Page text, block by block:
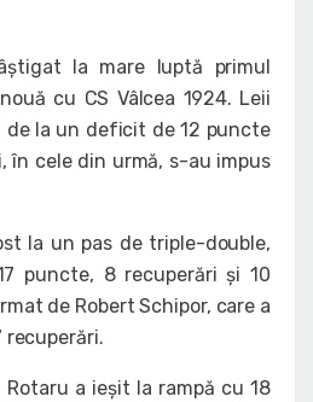
la mare luptă primul
cu CS Vâlcea 1924. Leii
la un deficit de 12 puncte
în cele din urmă, s-au impus
la un pas de triple-double,
puncte, 8 recuperări și 10
de Robert Schipor, care a
a ieșit la rampă cu 18